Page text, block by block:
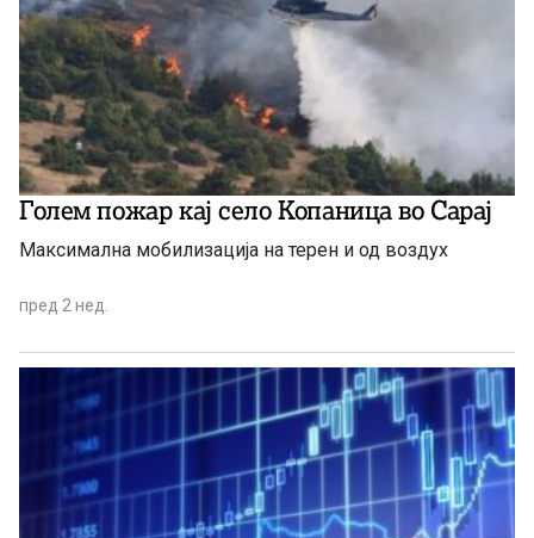
Голем пожар кај село Копаница во Сарај
Максимална мобилизација на терен и од воздух
пред 2 нед.